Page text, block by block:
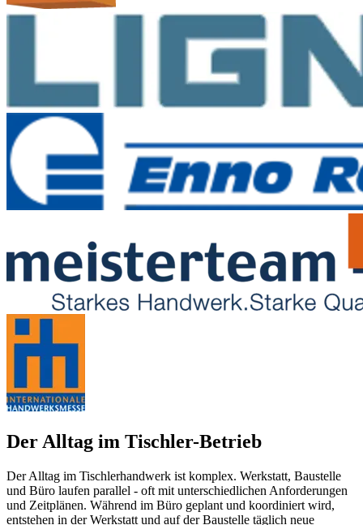
Der Alltag im Tischler-Betrieb
Der Alltag im Tischlerhandwerk ist komplex. Werkstatt, Baustelle
und Büro laufen parallel - oft mit unterschiedlichen Anforderungen
und Zeitplänen. Während im Büro geplant und koordiniert wird,
entstehen in der Werkstatt und auf der Baustelle täglich neue